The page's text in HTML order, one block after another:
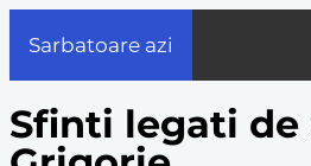
Sarbatoare azi
Sfinti legati de